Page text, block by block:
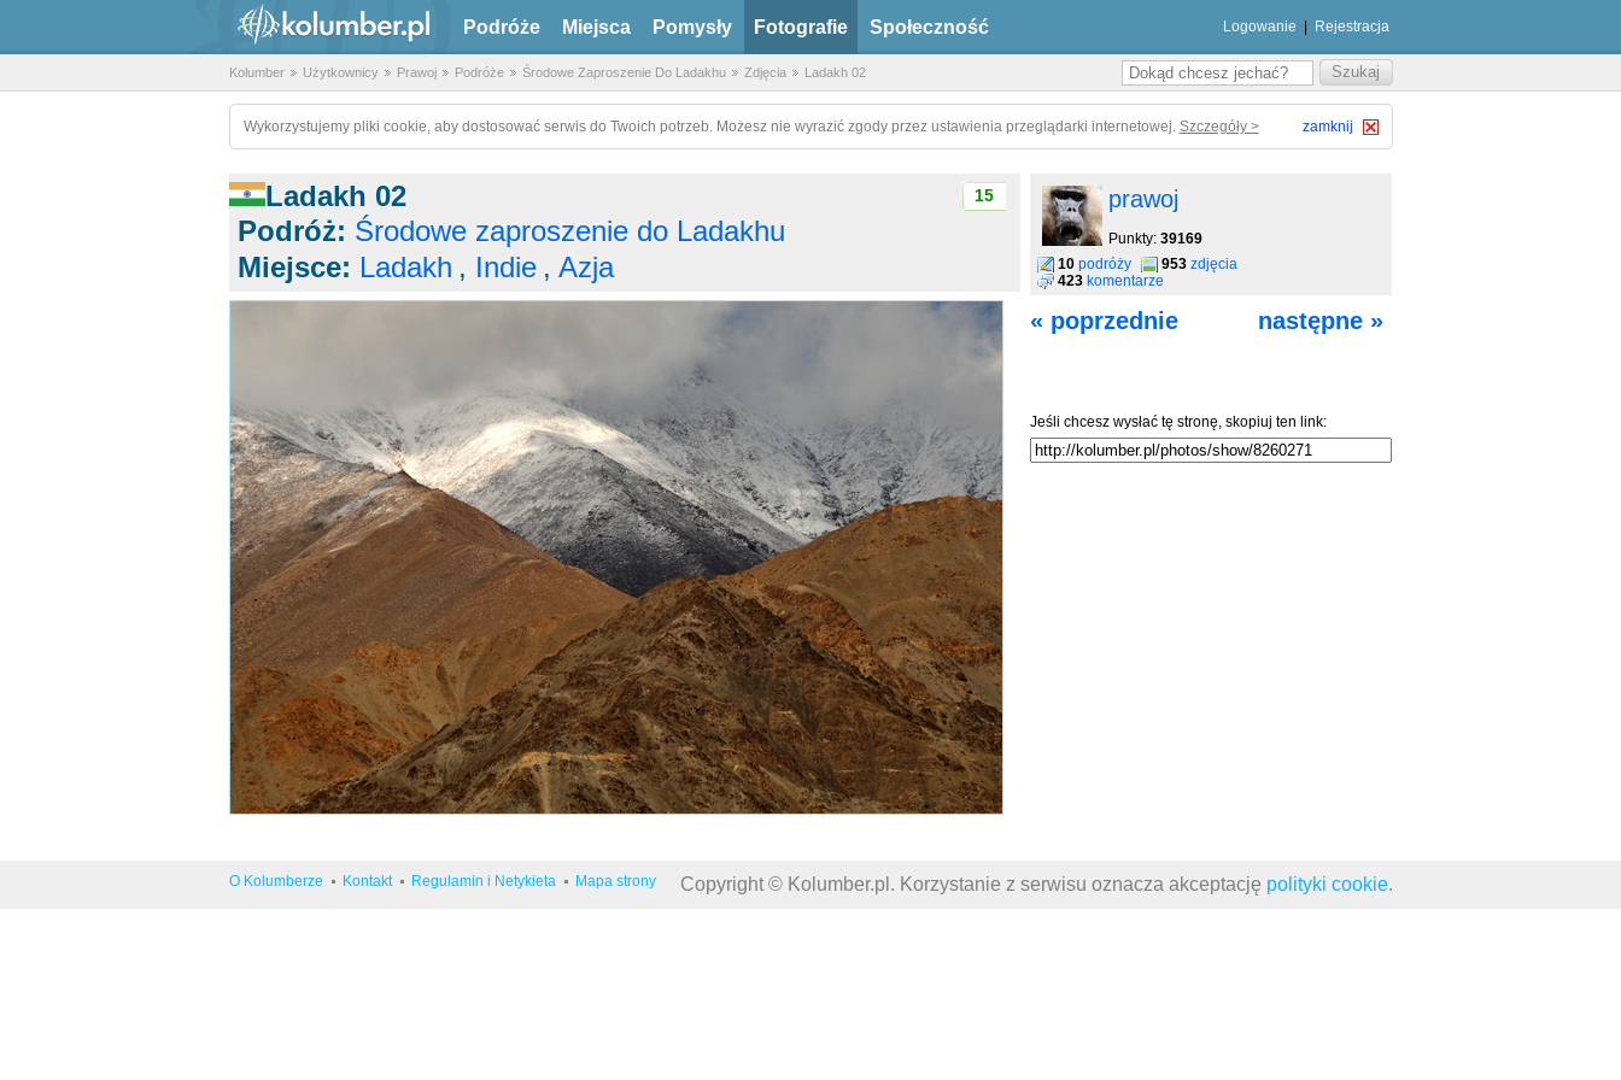
Podróże Miejsca Pomysły Fotografie Społeczność Logowanie Rejestracja
Kolumber Użytkownicy Prawoj Podróże Środowe Zaproszenie Do Ladakhu Zdjęcia Ladakh 02
Wykorzystujemy pliki cookie, aby dostosować serwis do Twoich potrzeb. Możesz nie wyrazić zgody przez ustawienia przeglądarki internetowej. Szczegóły > zamknij
15
Ladakh 02
Podróż: Środowe zaproszenie do Ladakhu
Miejsce: Ladakh , Indie , Azja
prawoj
Punkty: 39169
10 podróży 953 zdjęcia
423 komentarze
« poprzednie następne »
Jeśli chcesz wysłać tę stronę, skopiuj ten link:
O Kolumberze Kontakt Regulamin i Netykieta Mapa strony Copyright © Kolumber.pl. Korzystanie z serwisu oznacza akceptację polityki cookie.